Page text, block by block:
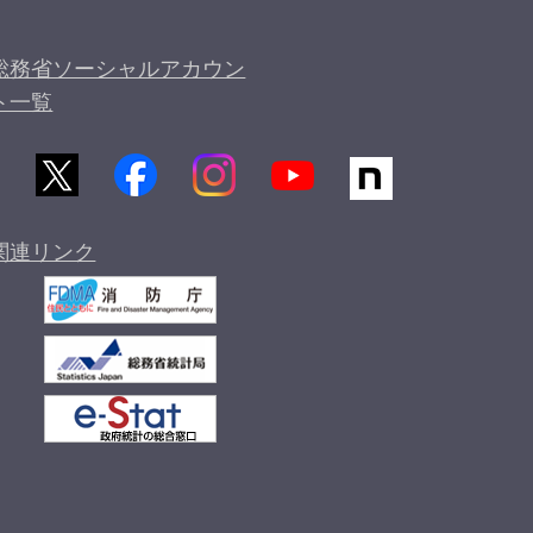
務省ソーシャルアカウン
一覧
連リンク